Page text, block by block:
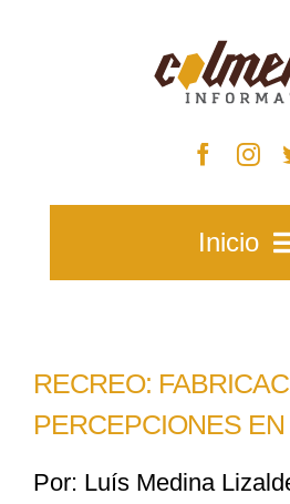
Inicio
RECREO:
PERCEPCIONES
Por: Luís Medina